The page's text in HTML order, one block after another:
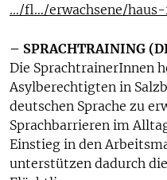
…/fl…/erwachsene/
– SPRACHTRAINING
Die SprachtrainerInnen
Asylberechtigten in
deutschen Sprache zu
Sprachbarrieren im
Einstieg in den
unterstützen dadurch